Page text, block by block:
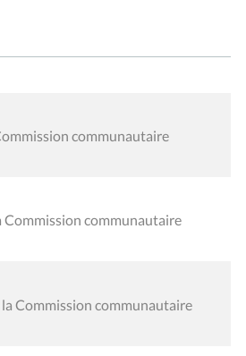
communautaire
Commission communautaire
Commission communautaire